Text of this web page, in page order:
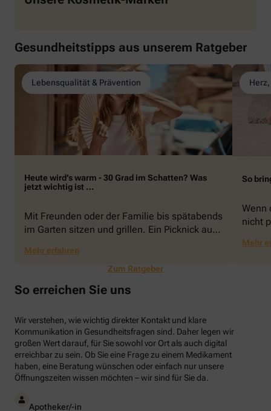
Gesundheitstipps aus unserem Ratgeber
Lebensqualität & Prävention
Heute wird’s warm - 30 Grad im Schatten? Was
jetzt wichtig ist …
Mit Freunden oder der Familie bis spätabends
im Garten sitzen und grillen. Ein Picknick auf
den See gleiten oder eine Radtour durch die
blühende Landschaft unternehmen … Der
Sommer beschert uns viele Glücksmomente.
Doch manchmal macht er uns auch ganz
tagsüber auf mehr als 30 Grad klettern und
uns warme Tropennächte den Schlaf rauben,
sehnen wir uns oft nach einem erfrischenden
Regenschauer und Abkühlung.
Mehr erfahren
So
Wenn
nicht
Mehr
Zum Ratgeber
So erreichen Sie uns
Wir verstehen, wie wichtig direkter Kontakt und klare
Kommunikation in Gesundheitsfragen sind. Daher legen wir
großen Wert darauf, für Sie sowohl vor Ort als auch digital
erreichbar zu sein. Ob Sie eine Frage zu einem Medikament
haben, eine Beratung wünschen oder einfach nur unsere
Öffnungszeiten wissen möchten – wir sind für Sie da.
Apotheker/-in